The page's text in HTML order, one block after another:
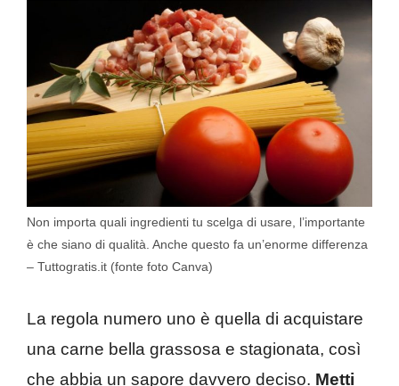
Non importa quali ingredienti tu scelga di usare, l’importante
è che siano di qualità. Anche questo fa un’enorme differenza
– Tuttogratis.it (fonte foto Canva)
La regola numero uno è quella di acquistare
una carne bella grassosa e stagionata, così
che abbia un sapore davvero deciso. Metti